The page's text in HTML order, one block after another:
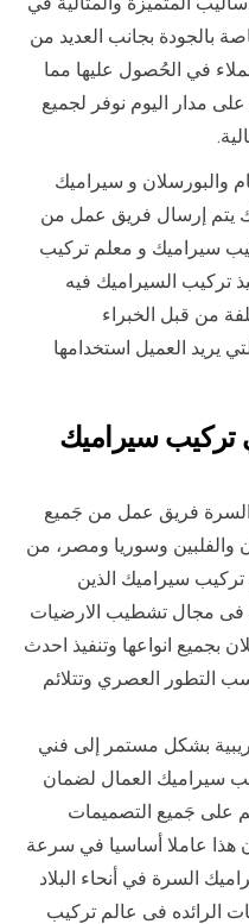
بالجودة بجانب العديد من
في الحُصول عليها مما
مدار اليوم نوفر لجميع
والبورسلان و سيراميك
يتم إرسال فريق عمل من
سيراميك و معلم تركيب
تركيب السيراميك فيه
من قبل الخبراء
يريد العميل استخدامها
تركيب سيراميك
فريق عمل من جَميع
والفلبين وسوريا ومصر، من
سيراميك الذين
فى مجال تشطيب الارضيات
بجميع انواعها وتنفيذ احدث
التطور العصري وتتلائم
بشكل مستمر إلى فني
سيراميك العمال لضمان
على جَميع التصميمات
هذا عاملا أساسيا في سرعة
السرة في أنحاء البلاد
الرائده فى عالم تركيب